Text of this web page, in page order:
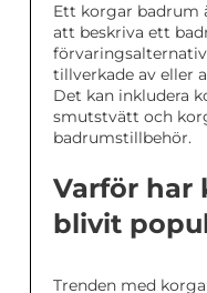
Ett korgar badrum
att beskriva ett
tillverkade av eller
Det kan inkludera
smutstvätt och
badrumstillbehör.
Varför har
blivit
Trenden med